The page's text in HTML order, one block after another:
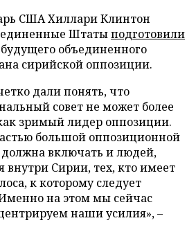
США Хиллари Клинтон
Штатыподготовили
объединенного
сирийской оппозиции.
дали понять, что
совет не может более
зримый лидер оппозиции.
большой оппозиционной
должна включать и людей,
внутри Сирии, тех, кто имеет
к которому следует
на этом мы сейчас
наши усилия», –